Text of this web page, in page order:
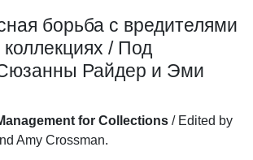
борьба с вредителями
/ Под
Райдер и Эми
for Collections / Edited by
Amy Crossman.